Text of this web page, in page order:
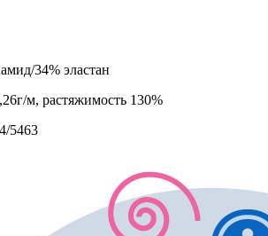
34% эластан
м, растяжимость 130%
5463